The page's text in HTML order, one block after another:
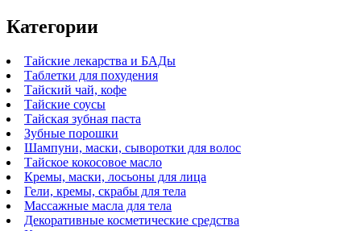
Категории
Тайские лекарства и БАДы
Таблетки для похудения
Тайский чай, кофе
Тайские соусы
Тайская зубная паста
Зубные порошки
Шампуни, маски, сыворотки для волос
Тайское кокосовое масло
Кремы, маски, лосьоны для лица
Гели, кремы, скрабы для тела
Массажные масла для тела
Декоративные косметические средства